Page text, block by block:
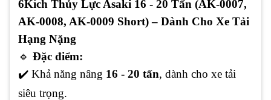
6️Kích Thủy Lực Asaki 16 - 20 Tấn (AK-0007,
AK-0008, AK-0009 Short) – Dành Cho Xe Tải
Hạng Nặng
🔹 Đặc điểm:
✔️ Khả năng nâng 16 - 20 tấn, dành cho xe tải
siêu trọng.